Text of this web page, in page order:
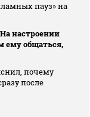
пауз» на
настроении
ему общаться,
почему
после